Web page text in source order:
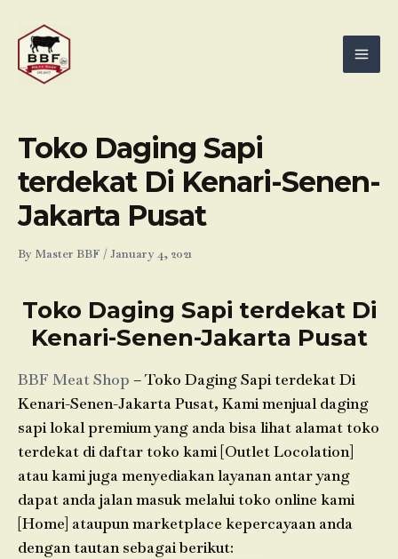
content
Toko Daging Sapi
terdekat Di Kenari-Senen-
Jakarta Pusat
By Master BBF /January 4, 2021
Toko Daging Sapi terdekat Di
Kenari-Senen-Jakarta Pusat
BBF Meat Shop – Toko Daging Sapi terdekat Di
Kenari-Senen-Jakarta Pusat, Kami menjual daging
sapi lokal premium yang anda bisa lihat alamat toko
terdekat di daftar toko kami [Outlet Locolation]
atau kami juga menyediakan layanan antar yang
dapat anda jalan masuk melalui toko online kami
[Home] ataupun marketplace kepercayaan anda
dengan tautan sebagai berikut: